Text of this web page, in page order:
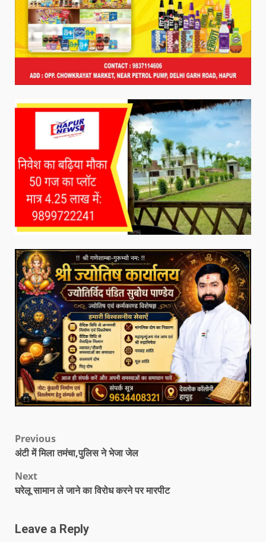
Previous
अंटी में मिला तमंचा,पुलिस ने भेजा जेल
Next
घरेलू सामान ले जाने का विरोध करने पर मारपीट
Leave a Reply